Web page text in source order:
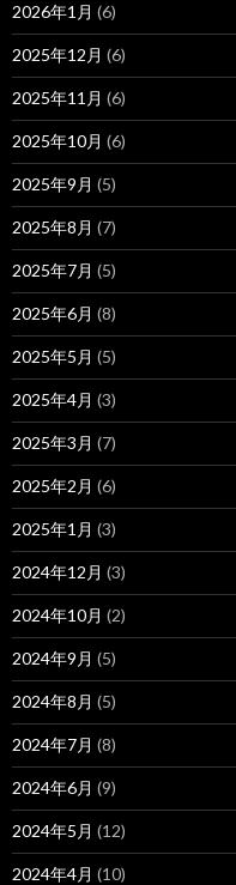
2026年1月 (6)
2025年12月 (6)
2025年11月 (6)
2025年10月 (6)
2025年9月 (5)
2025年8月 (7)
2025年7月 (5)
2025年6月 (8)
2025年5月 (5)
2025年4月 (3)
2025年3月 (7)
2025年2月 (6)
2025年1月 (3)
2024年12月 (3)
2024年10月 (2)
2024年9月 (5)
2024年8月 (5)
2024年7月 (8)
2024年6月 (9)
2024年5月 (12)
2024年4月 (10)